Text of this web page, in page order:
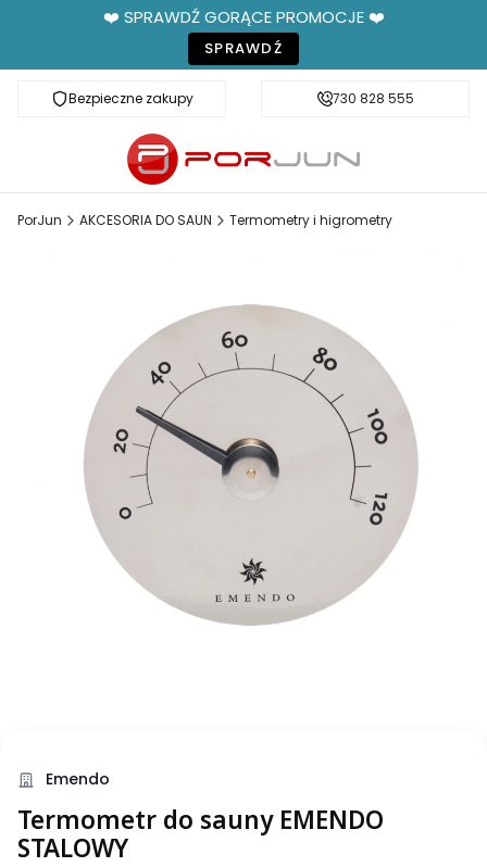
❤️ SPRAWDŹ GORĄCE PROMOCJE ❤️
SPRAWDŹ
Bezpieczne zakupy Fachowe doradztwo
730 828 555
PorJun AKCESORIA DO SAUN Termometry i higrometry
Emendo
Termometr do sauny EMENDO
STALOWY